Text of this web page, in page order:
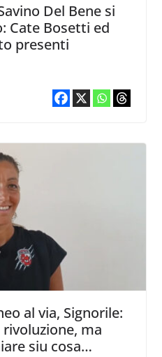
Del Bene si
Cate Bosetti ed
presenti
al via, Signorile:
rivoluzione, ma
siu cosa